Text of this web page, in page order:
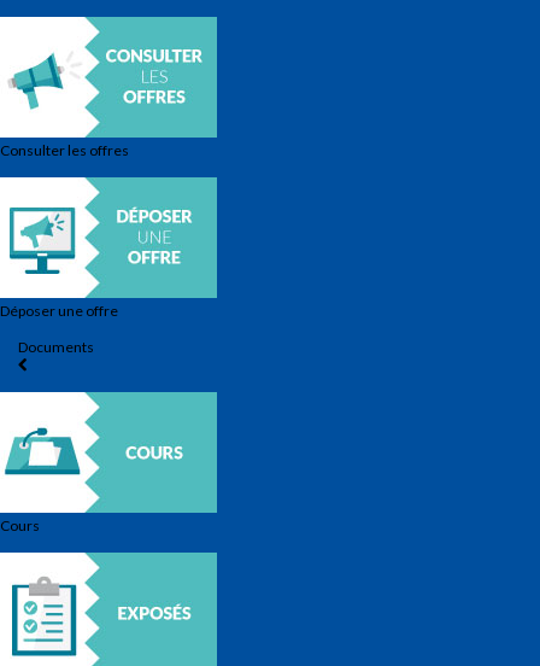
Consulter les offres
Déposer une offre
Documents
Cours